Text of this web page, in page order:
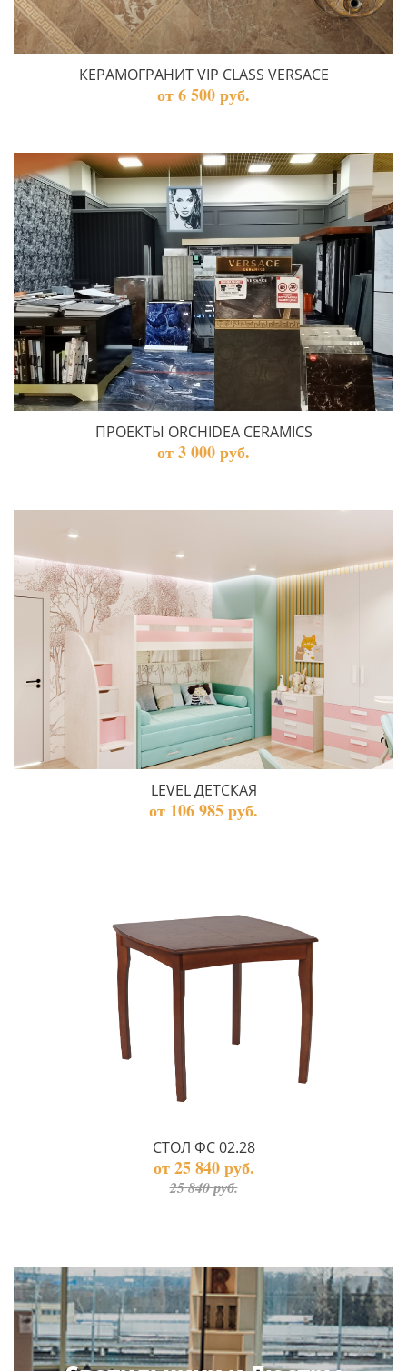
КЕРАМОГРАНИТ VIP CLASS VERSACE
от 6 500 руб.
ПРОЕКТЫ ORCHIDEA CERAMICS
от 3 000 руб.
LEVEL ДЕТСКАЯ
от 106 985 руб.
СТОЛ ФС 02.28
от 25 840 руб.
25 840 руб.